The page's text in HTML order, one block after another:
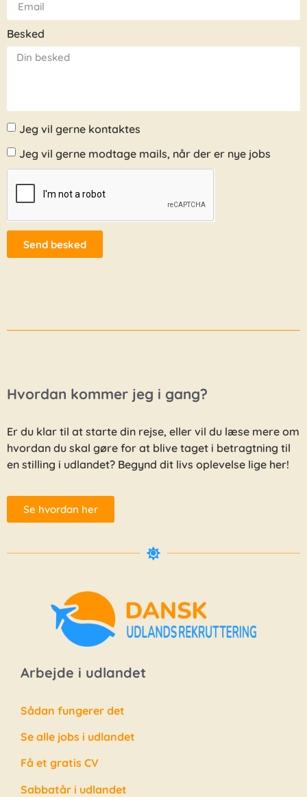
Besked
Jeg vil gerne kontaktes
Jeg vil gerne modtage mails, når der er nye jobs
Send besked
Hvordan kommer jeg i gang?
Er du klar til at starte din rejse, eller vil du læse mere om
hvordan du skal gøre for at blive taget i betragtning til
en stilling i udlandet? Begynd dit livs oplevelse lige her!
Se hvordan her
Arbejde i udlandet
Sådan fungerer det
Se alle jobs i udlandet
Få et gratis CV
Sabbatår i udlandet